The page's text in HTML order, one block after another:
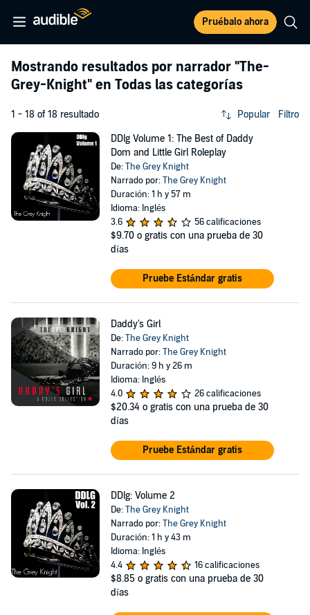
Pruébalo ahora
Mostrando resultados por narrador "The-
Grey-Knight" en Todas las categorías
1 - 18 of 18 resultado Popular Filtro
DDlg Volume 1: The Best of Daddy
Dom and Little Girl Roleplay
De:The Grey Knight
Narrado por:The Grey Knight
Duración: 1 h y 57 m
Idioma: Inglés
3.6
56 calificaciones
$9.70 o gratis con una prueba de 30
días
Pruebe Estándar gratis
Daddy's Girl
De:The Grey Knight
Narrado por:The Grey Knight
Duración: 9 h y 26 m
Idioma: Inglés
4.0
26 calificaciones
$20.34 o gratis con una prueba de 30
días
Pruebe Estándar gratis
DDlg: Volume 2
De:The Grey Knight
Narrado por:The Grey Knight
Duración: 1 h y 43 m
Idioma: Inglés
4.4
16 calificaciones
$8.85 o gratis con una prueba de 30
días